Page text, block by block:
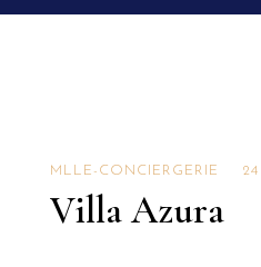
MLLE-CONCIERGERIE
Villa Azura